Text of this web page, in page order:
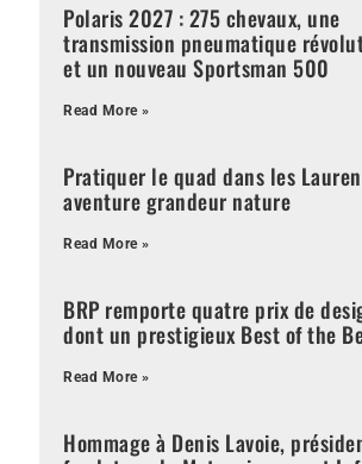
Polaris 2027 : 275 chevaux, une
transmission pneumatique
et un nouveau Sportsman 500
Read More »
Pratiquer le quad dans les
aventure grandeur nature
Read More »
BRP remporte quatre prix de
dont un prestigieux Best of the
Read More »
Hommage à Denis Lavoie,